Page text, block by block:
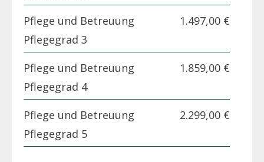
Pflege und Betreuung
Pflegegrad 3
1.497,00 €
Pflege und Betreuung
Pflegegrad 4
1.859,00 €
Pflege und Betreuung
Pflegegrad 5
2.299,00 €